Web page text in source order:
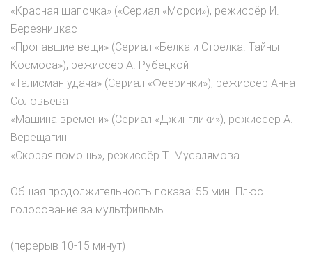
«Красная шапочка» («Сериал «Морси»), режиссёр И.
Березницкас
«Пропавшие вещи» (Сериал «Белка и Стрелка. Тайны
Космоса»), режиссёр А. Рубецкой
«Талисман удача» (Сериал «Фееринки»), режиссёр Анна
Соловьева
«Машина времени» (Сериал «Джинглики»), режиссёр А.
Верещагин
«Скорая помощь», режиссёр Т. Мусалямова
Общая продолжительность показа: 55 мин. Плюс
голосование за мультфильмы.
(перерыв 10-15 минут)